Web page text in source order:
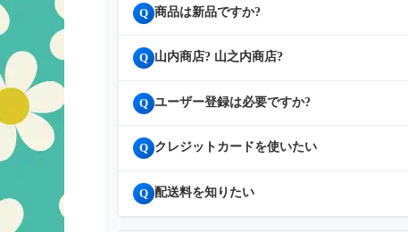
Q 商品は新品ですか?
Q 山内商店? 山之内商店?
Q ユーザー登録は必要ですか?
Q クレジットカードを使いたい
Q 配送料を知りたい